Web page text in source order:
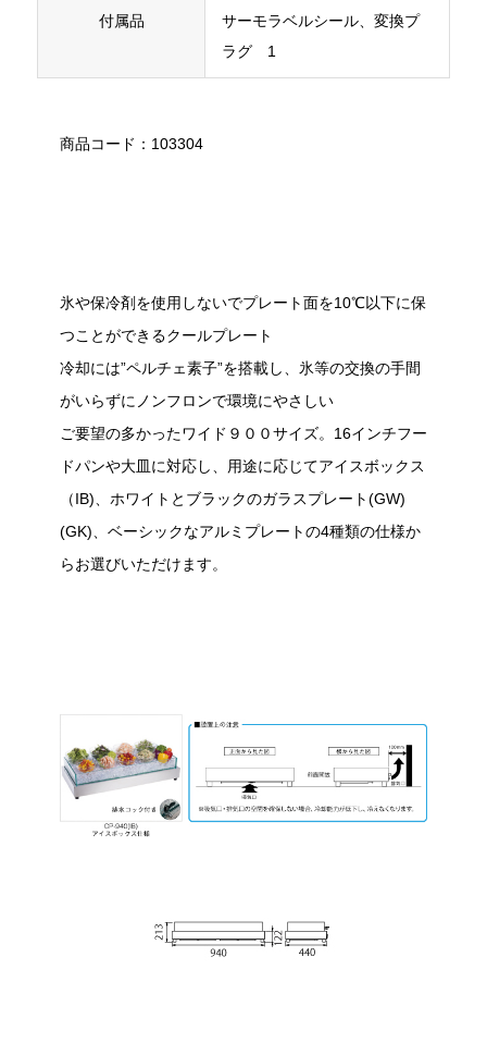
付属品
サーモラベルシール、変換プ
ラグ 1
商品コード：103304
氷や保冷剤を使用しないでプレート面を10℃以下に保
つことができるクールプレート
冷却には”ペルチェ素子”を搭載し、氷等の交換の手間
がいらずにノンフロンで環境にやさしい
ご要望の多かったワイド９００サイズ。16インチフー
ドパンや大皿に対応し、用途に応じてアイスボックス
（IB)、ホワイトとブラックのガラスプレート(GW)
(GK)、ベーシックなアルミプレートの4種類の仕様か
らお選びいただけます。